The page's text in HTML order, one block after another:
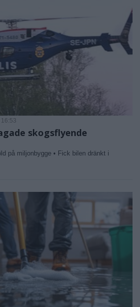
skogsflyende
på miljonbygge • Fick bilen dränkt i